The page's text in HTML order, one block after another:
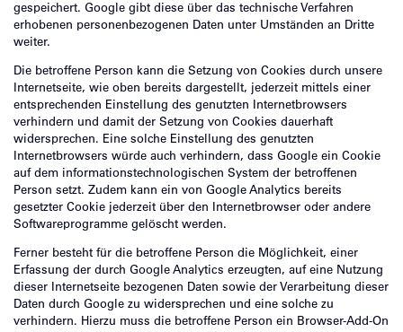
gespeichert. Google gibt diese über das technische Verfahren
erhobenen personenbezogenen Daten unter Umständen an Dritte
weiter.
Die betroffene Person kann die Setzung von Cookies durch unsere
Internetseite, wie oben bereits dargestellt, jederzeit mittels einer
entsprechenden Einstellung des genutzten Internetbrowsers
verhindern und damit der Setzung von Cookies dauerhaft
widersprechen. Eine solche Einstellung des genutzten
Internetbrowsers würde auch verhindern, dass Google ein Cookie
auf dem informationstechnologischen System der betroffenen
Person setzt. Zudem kann ein von Google Analytics bereits
gesetzter Cookie jederzeit über den Internetbrowser oder andere
Softwareprogramme gelöscht werden.
Ferner besteht für die betroffene Person die Möglichkeit, einer
Erfassung der durch Google Analytics erzeugten, auf eine Nutzung
dieser Internetseite bezogenen Daten sowie der Verarbeitung dieser
Daten durch Google zu widersprechen und eine solche zu
verhindern. Hierzu muss die betroffene Person ein Browser-Add-On